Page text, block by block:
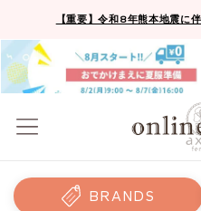
【重要】令和8年熊本地震に
BRANDS